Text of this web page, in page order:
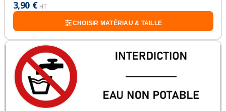
3,90 € HT
CHOISIR MATÉRIAU & TAILLE